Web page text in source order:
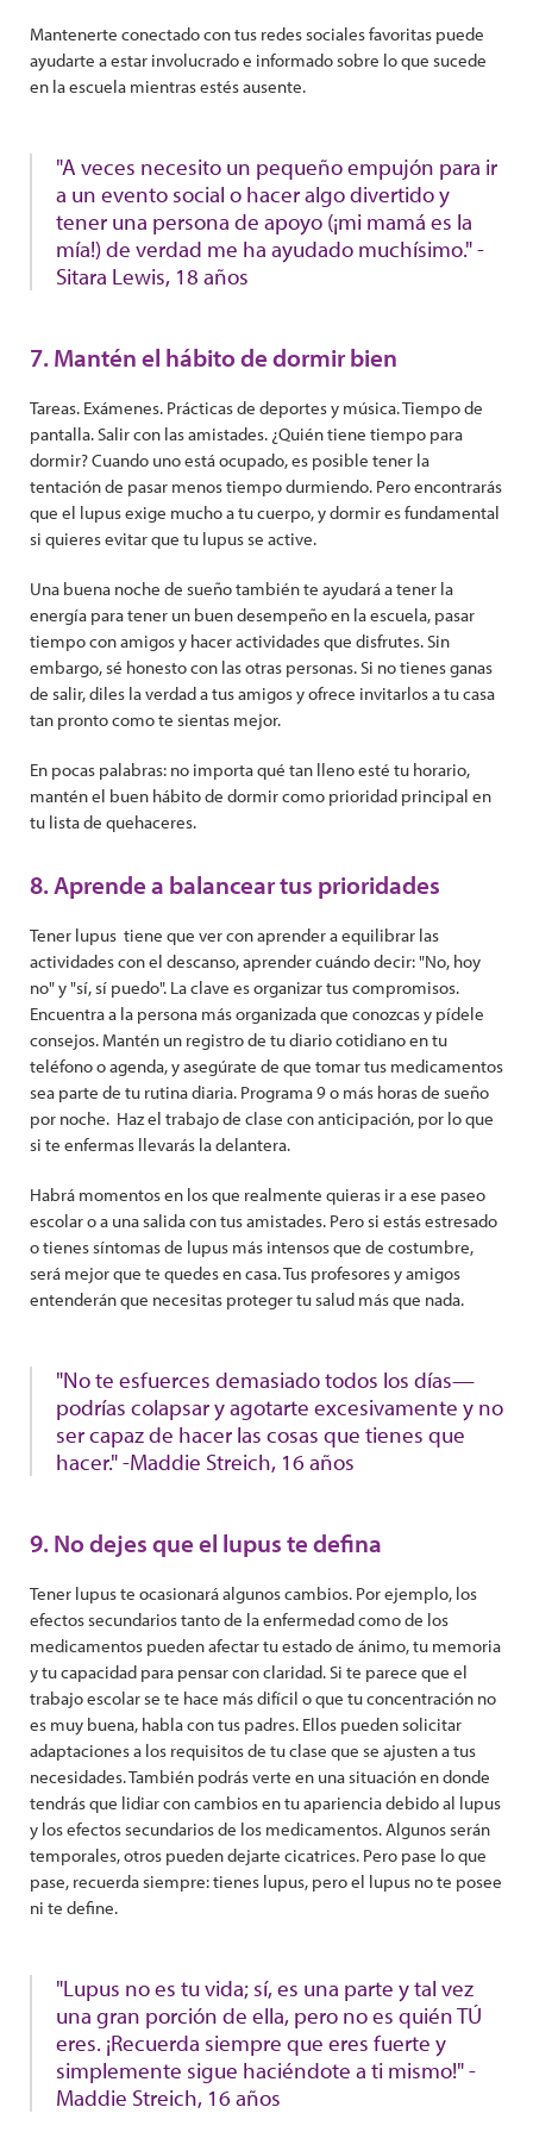
Mantenerte conectado con tus redes sociales favoritas puede
ayudarte a estar involucrado e informado sobre lo que sucede
en la escuela mientras estés ausente.
"A veces necesito un pequeño empujón para ir
a un evento social o hacer algo divertido y
tener una persona de apoyo (¡mi mamá es la
mía!) de verdad me ha ayudado muchísimo." -
Sitara Lewis, 18 años
7. Mantén el hábito de dormir bien
Tareas. Exámenes. Prácticas de deportes y música. Tiempo de
pantalla. Salir con las amistades. ¿Quién tiene tiempo para
dormir? Cuando uno está ocupado, es posible tener la
tentación de pasar menos tiempo durmiendo. Pero encontrarás
que el lupus exige mucho a tu cuerpo, y dormir es fundamental
si quieres evitar que tu lupus se active.
Una buena noche de sueño también te ayudará a tener la
energía para tener un buen desempeño en la escuela, pasar
tiempo con amigos y hacer actividades que disfrutes. Sin
embargo, sé honesto con las otras personas. Si no tienes ganas
de salir, diles la verdad a tus amigos y ofrece invitarlos a tu casa
tan pronto como te sientas mejor.
En pocas palabras: no importa qué tan lleno esté tu horario,
mantén el buen hábito de dormir como prioridad principal en
tu lista de quehaceres.
8. Aprende a balancear tus prioridades
Tener lupus tiene que ver con aprender a equilibrar las
actividades con el descanso, aprender cuándo decir: "No, hoy
no" y "sí, sí puedo". La clave es organizar tus compromisos.
Encuentra a la persona más organizada que conozcas y pídele
consejos. Mantén un registro de tu diario cotidiano en tu
teléfono o agenda, y asegúrate de que tomar tus medicamentos
sea parte de tu rutina diaria. Programa 9 o más horas de sueño
por noche. Haz el trabajo de clase con anticipación, por lo que
si te enfermas llevarás la delantera.
Habrá momentos en los que realmente quieras ir a ese paseo
escolar o a una salida con tus amistades. Pero si estás estresado
o tienes síntomas de lupus más intensos que de costumbre,
será mejor que te quedes en casa. Tus profesores y amigos
entenderán que necesitas proteger tu salud más que nada.
"No te esfuerces demasiado todos los días—
podrías colapsar y agotarte excesivamente y no
ser capaz de hacer las cosas que tienes que
hacer." -Maddie Streich, 16 años
9. No dejes que el lupus te defina
Tener lupus te ocasionará algunos cambios. Por ejemplo, los
efectos secundarios tanto de la enfermedad como de los
medicamentos pueden afectar tu estado de ánimo, tu memoria
y tu capacidad para pensar con claridad. Si te parece que el
trabajo escolar se te hace más difícil o que tu concentración no
es muy buena, habla con tus padres. Ellos pueden solicitar
adaptaciones a los requisitos de tu clase que se ajusten a tus
necesidades. También podrás verte en una situación en donde
tendrás que lidiar con cambios en tu apariencia debido al lupus
y los efectos secundarios de los medicamentos. Algunos serán
temporales, otros pueden dejarte cicatrices. Pero pase lo que
pase, recuerda siempre: tienes lupus, pero el lupus no te posee
ni te define.
"Lupus no es tu vida; sí, es una parte y tal vez
una gran porción de ella, pero no es quién TÚ
eres. ¡Recuerda siempre que eres fuerte y
simplemente sigue haciéndote a ti mismo!" -
Maddie Streich, 16 años